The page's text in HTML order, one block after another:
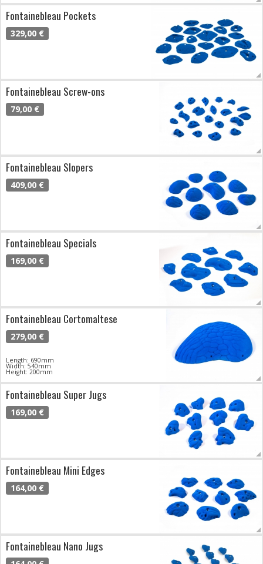
Fontainebleau Pockets
329,00 €
Fontainebleau Screw-ons
79,00 €
Fontainebleau Slopers
409,00 €
Fontainebleau Specials
169,00 €
Fontainebleau Cortomaltese
279,00 €
Length: 690mm
Width: 540mm
Height: 200mm
Fontainebleau Super Jugs
169,00 €
Fontainebleau Mini Edges
164,00 €
Fontainebleau Nano Jugs